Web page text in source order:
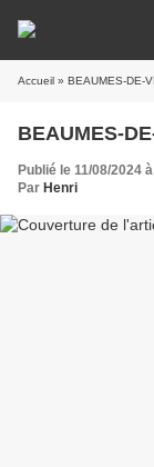
Accueil » BEAUMES-DE-
BEAUMES-
Publié le 11/08/2024
Par Henri